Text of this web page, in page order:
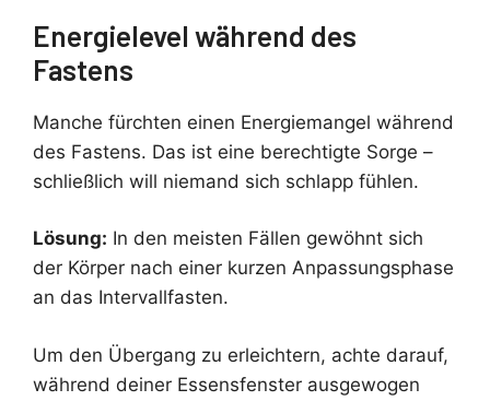
Energielevel während des
Fastens
Manche fürchten einen Energiemangel während
des Fastens. Das ist eine berechtigte Sorge –
schließlich will niemand sich schlapp fühlen.
Lösung: In den meisten Fällen gewöhnt sich
der Körper nach einer kurzen Anpassungsphase
an das Intervallfasten.
Um den Übergang zu erleichtern, achte darauf,
während deiner Essensfenster ausgewogen